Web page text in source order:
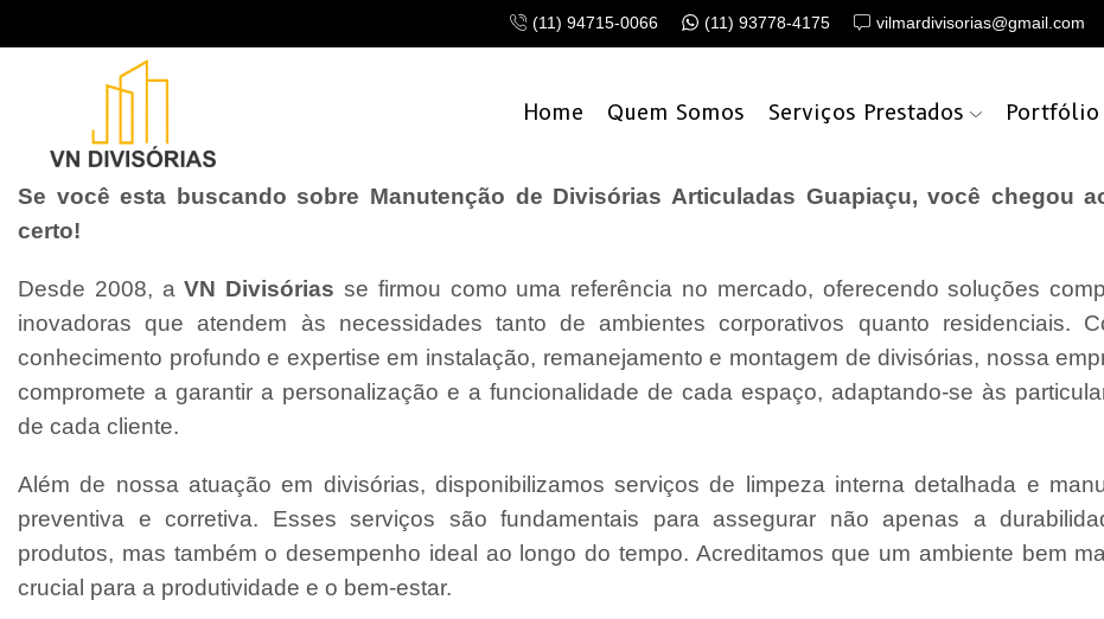
(11) 94715-0066 (11) 93778-4175 vilmardivisorias@gmail.com
Home Quem Somos Serviços Prestados Portfólio
Se você esta buscando sobre Manutenção de Divisórias Articuladas Guapiaçu, você chegou
certo!
Desde 2008, aVN Divisórias se firmou como uma referência no mercado, oferecendo soluções
inovadoras que atendem às necessidades tanto de ambientes corporativos quanto residenciais.
conhecimento profundo e expertise em instalação, remanejamento e montagem de divisórias, nossa
compromete a garantir a personalização e a funcionalidade de cada espaço, adaptando-se às
de cada cliente.
Além de nossa atuação em divisórias, disponibilizamos serviços de limpeza interna detalhada e
preventiva e corretiva. Esses serviços são fundamentais para assegurar não apenas a
produtos, mas também o desempenho ideal ao longo do tempo. Acreditamos que um ambiente bem
crucial para a produtividade e o bem-estar.